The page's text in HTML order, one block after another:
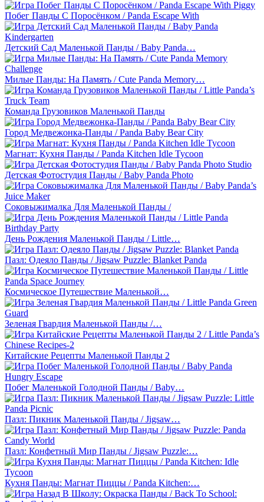
Побег Панды С Поросёнком / Panda Escape With
Детский Сад Маленькой Панды / Baby Panda…
Милые Панды: На Память / Cute Panda Memory…
Команда Грузовиков Маленькой Панды
Город Медвежонка-Панды / Panda Baby Bear City
Магнат: Кухня Панды / Panda Kitchen Idle Tycoon
Детская Фотостудия Панды / Baby Panda Photo
Соковыжималка Для Маленькой Панды /
День Рождения Маленькой Панды / Little…
Пазл: Одеяло Панды / Jigsaw Puzzle: Blanket Panda
Космическое Путешествие Маленькой…
Зеленая Гвардия Маленькой Панды /…
Китайские Рецепты Маленькой Панды 2
Побег Маленькой Голодной Панды / Baby…
Пазл: Пикник Маленькой Панды / Jigsaw…
Пазл: Конфетный Мир Панды / Jigsaw Puzzle:…
Кухня Панды: Магнат Пиццы / Panda Kitchen:…